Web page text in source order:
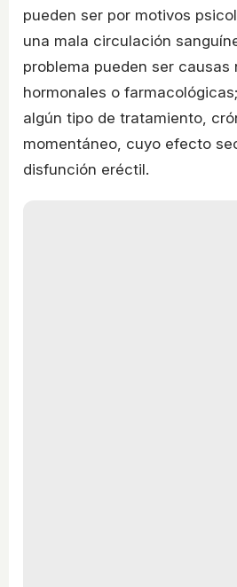
pueden ser por motivos
una mala circulación
problema pueden ser causas
hormonales o
algún tipo de tratamiento,
momentáneo, cuyo efecto
disfunción eréctil.